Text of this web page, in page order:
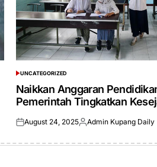
POSTED
IN
UNCATEGORIZED
Naikkan Anggaran
Pemerintah Tingkatkan
Posted
August 24, 2025Posted
Admin Kupang Daily